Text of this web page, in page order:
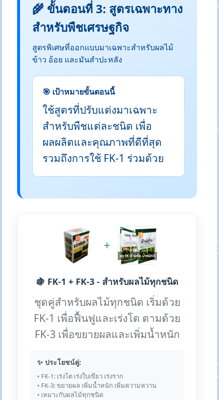
🌾 ขั้นตอนที่ 3: สูตรเฉพาะทาง
สำหรับพืชเศรษฐกิจ
สูตรพิเศษที่ออกแบบมาเฉพาะสำหรับผลไม้
ข้าว อ้อย และมันสำปะหลัง
🎯 เป้าหมายขั้นตอนนี้
ใช้สูตรที่ปรับแต่งมาเฉพาะ
สำหรับพืชแต่ละชนิด เพื่อ
ผลผลิตและคุณภาพที่ดีที่สุด
รวมถึงการใช้ FK-1 ร่วมด้วย
+
🍇 FK-1 + FK-3 - สำหรับผลไม้ทุกชนิด
ชุดคู่สำหรับผลไม้ทุกชนิด เริ่มด้วย
FK-1 เพื่อฟื้นฟูและเร่งโต ตามด้วย
FK-3 เพื่อขยายผลและเพิ่มน้ำหนัก
✨ ประโยชน์คู่:
• FK-1: เร่งโต เร่งใบเขียว เร่งราก
• FK-3: ขยายผล เพิ่มน้ำหนัก เพิ่มความหวาน
• เหมาะกับผลไม้ทุกชนิด